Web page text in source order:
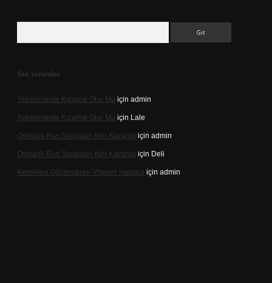
Son yorumlar
Yetişkinlerde Kızamık Olur Mu için admin
Yetişkinlerde Kızamık Olur Mu için Lale
Osmanlı Rus Savaşları Kim Kazandı için admin
Osmanlı Rus Savaşları Kim Kazandı için Deli
Kemikleri Güçlendiren Vitamin Hangisi için admin